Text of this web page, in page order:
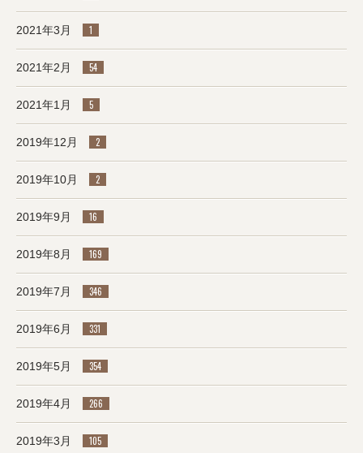
2021年3月 1
2021年2月 54
2021年1月 5
2019年12月 2
2019年10月 2
2019年9月 16
2019年8月 169
2019年7月 346
2019年6月 331
2019年5月 354
2019年4月 266
2019年3月 105